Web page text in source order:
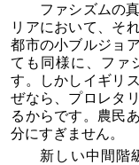
ファシズムの
リアにおいて、そ
都市の小ブルジョ
ても同様に、ファ
す。しかしイギリ
ぜなら、プロレタ
るからです。農民
分にすぎません。
新しい中間階